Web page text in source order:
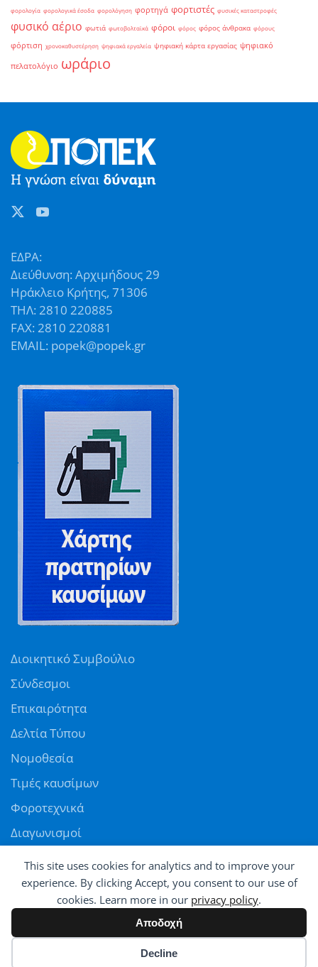
This site uses cookies for analytics and to improve your
experience. By clicking Accept, you consent to our use of
cookies. Learn more in our privacy policy.
Αποδοχή
Decline
φορολογία φορολογικά έσοδα φορολόγηση φορτηγά φορτιστές φυσικές καταστροφές
φυσικό αέριο φωτιά φωτοβολταϊκά φόροι φόρος φόρος άνθρακα φόρους
φόρτιση χρονοκαθυστέρηση ψηφιακά εργαλεία ψηφιακή κάρτα εργασίας ψηφιακό
πελατολόγιο ωράριο
ΕΔΡΑ:
Διεύθυνση: Αρχιμήδους 29
Ηράκλειο Κρήτης, 71306
ΤΗΛ: 2810 220885
FAX: 2810 220881
EMAIL: popek@popek.gr
Διοικητικό Συμβούλιο
Σύνδεσμοι
Επικαιρότητα
Δελτία Τύπου
Νομοθεσία
Τιμές καυσίμων
Φοροτεχνικά
Διαγωνισμοί
Αγγελίες
Θέσεις εργασίας
ΠΑΝΕΛΛΗΝΙΑ ΟΜΟΣΠΟΝΔΙΑ ΠΡΑΤΗΡΙΟΥΧΩΝ ΕΜΠΟΡΩΝ ΚΑΥΣΙΜΩΝ
© All rights reserved - Powered byAvatar